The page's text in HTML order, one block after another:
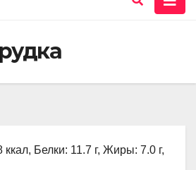
ккал, Белки: 11.7 г, Жиры: 7.0 г,